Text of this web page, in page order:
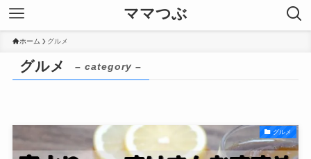
ママつぶ
ホーム グルメ
グルメ – category –
グルメ